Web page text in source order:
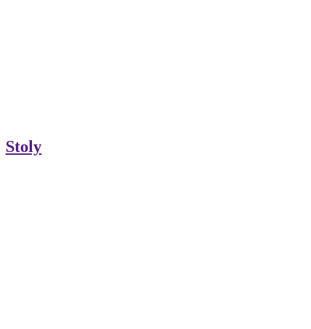
Stoly